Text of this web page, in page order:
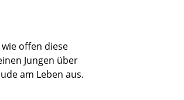
offen diese
Jungen über
am Leben aus.